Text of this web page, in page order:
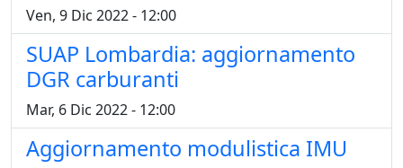
Ven, 9 Dic 2022 - 12:00
SUAP Lombardia: aggiornamento
DGR carburanti
Mar, 6 Dic 2022 - 12:00
Aggiornamento modulistica IMU